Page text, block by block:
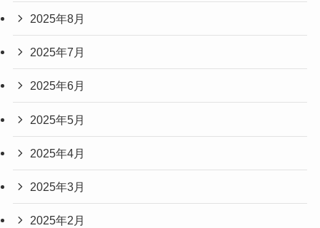
2025年8月
2025年7月
2025年6月
2025年5月
2025年4月
2025年3月
2025年2月